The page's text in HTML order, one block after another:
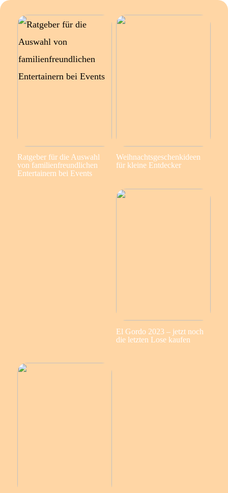
Ratgeber für die Auswahl
von familienfreundlichen
Entertainern bei Events
Weihnachtsgeschenkideen
für kleine Entdecker
El Gordo 2023 – jetzt noch
die letzten Lose kaufen